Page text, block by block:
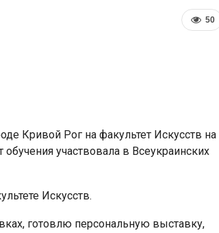
50
Кривой Рог на факультет Искусств на
участвовала в Всеукраинских
Искусств.
готовлю персональную выставку,